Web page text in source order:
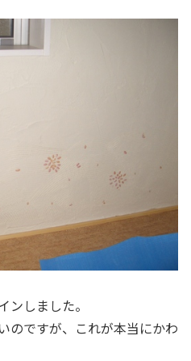
ンしました。
のですが、これが本当にかわ